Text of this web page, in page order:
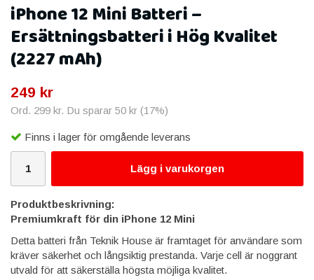
iPhone 12 Mini Batteri –
Ersättningsbatteri i Hög Kvalitet
(2227 mAh)
249 kr
Ord. 299 kr. Du sparar 50 kr (17%)
Finns i lager för omgående leverans
Lägg i varukorgen
Produktbeskrivning:
Premiumkraft för din iPhone 12 Mini
Detta batteri från Teknik House är framtaget för användare som
kräver säkerhet och långsiktig prestanda. Varje cell är noggrant
utvald för att säkerställa högsta möjliga kvalitet.